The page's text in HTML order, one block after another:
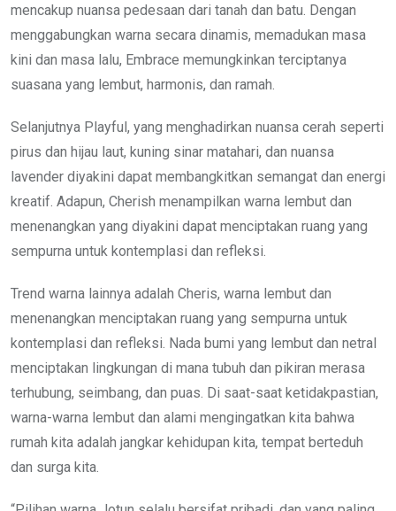
mencakup nuansa pedesaan dari tanah dan batu. Dengan
menggabungkan warna secara dinamis, memadukan masa
kini dan masa lalu, Embrace memungkinkan terciptanya
suasana yang lembut, harmonis, dan ramah.
Selanjutnya Playful, yang menghadirkan nuansa cerah seperti
pirus dan hijau laut, kuning sinar matahari, dan nuansa
lavender diyakini dapat membangkitkan semangat dan energi
kreatif. Adapun, Cherish menampilkan warna lembut dan
menenangkan yang diyakini dapat menciptakan ruang yang
sempurna untuk kontemplasi dan refleksi.
Trend warna lainnya adalah Cheris, warna lembut dan
menenangkan menciptakan ruang yang sempurna untuk
kontemplasi dan refleksi. Nada bumi yang lembut dan netral
menciptakan lingkungan di mana tubuh dan pikiran merasa
terhubung, seimbang, dan puas. Di saat-saat ketidakpastian,
warna-warna lembut dan alami mengingatkan kita bahwa
rumah kita adalah jangkar kehidupan kita, tempat berteduh
dan surga kita.